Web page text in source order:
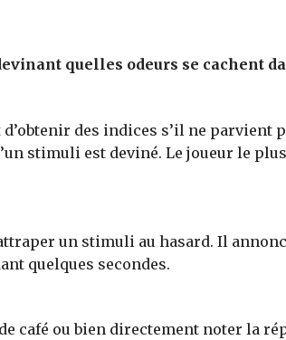
quelles odeurs se cachent
des indices s’il ne parvient
stimuli est deviné. Le joueur le
un stimuli au hasard. Il
quelques secondes.
café ou bien directement noter la